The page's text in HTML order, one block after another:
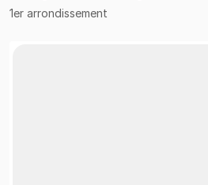
1er arrondissement